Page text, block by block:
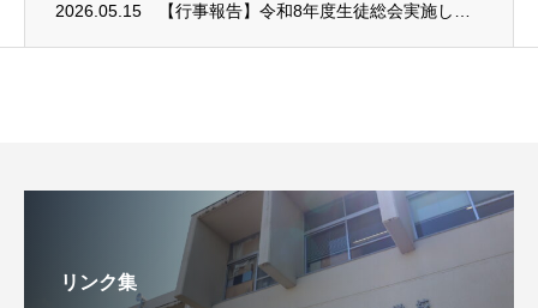
2026.05.15
リンク集